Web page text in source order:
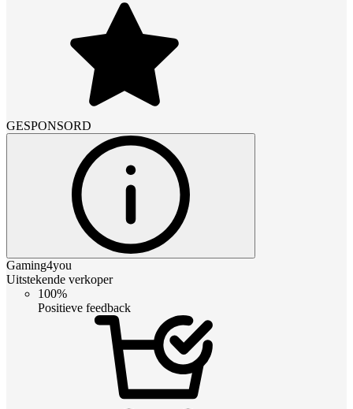
GESPONSORD
Gaming4you
Uitstekende verkoper
100%
Positieve feedback